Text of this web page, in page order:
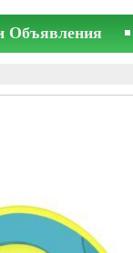
Объявления